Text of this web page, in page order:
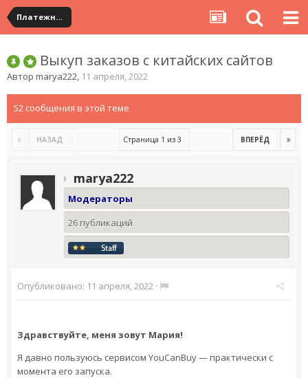
Платежная система ALIPAY и оплата банковскими картами
Выкуп заказов с китайских сайтов
Автор marya222, 11 апреля, 2022
52 сообщения в этой теме
НАЗАД ВПЕРЁД
Страница 1 из 3
marya222
Модераторы
26 публикаций
Опубликовано: 11 апреля, 2022 ·
Здравствуйте, меня зовут Мария!
Я давно пользуюсь сервисом YouCanBuy — практически с
момента его запуска.